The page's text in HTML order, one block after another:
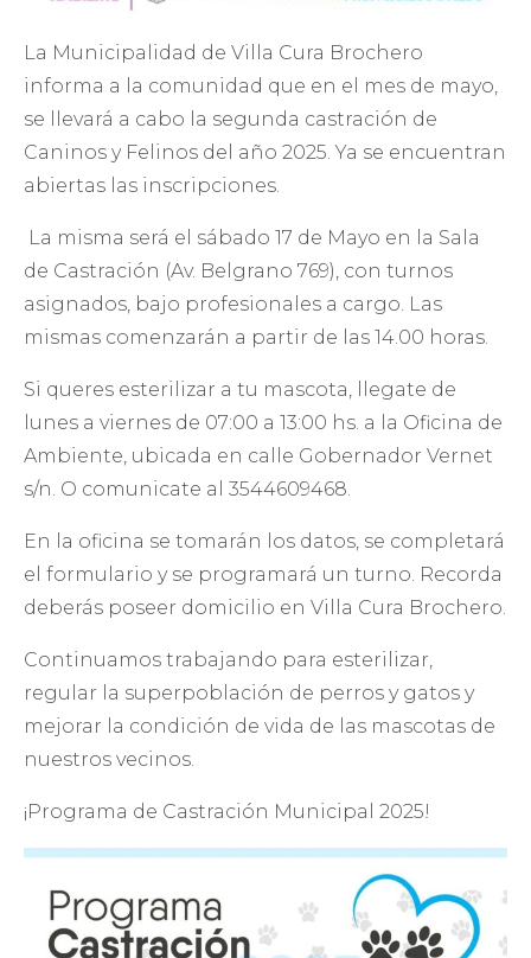
La Municipalidad de Villa Cura Brochero
informa a la comunidad que en el mes de mayo,
se llevará a cabo la segunda castración de
Caninos y Felinos del año 2025. Ya se encuentran
abiertas las inscripciones.
La misma será el sábado 17 de Mayo en la Sala
de Castración (Av. Belgrano 769), con turnos
asignados, bajo profesionales a cargo. Las
mismas comenzarán a partir de las 14.00 horas.
Si queres esterilizar a tu mascota, llegate de
lunes a viernes de 07:00 a 13:00 hs. a la Oficina de
Ambiente, ubicada en calle Gobernador Vernet
s/n. O comunicate al 3544609468.
En la oficina se tomarán los datos, se completará
el formulario y se programará un turno. Recorda
deberás poseer domicilio en Villa Cura Brochero.
Continuamos trabajando para esterilizar,
regular la superpoblación de perros y gatos y
mejorar la condición de vida de las mascotas de
nuestros vecinos.
¡Programa de Castración Municipal 2025!